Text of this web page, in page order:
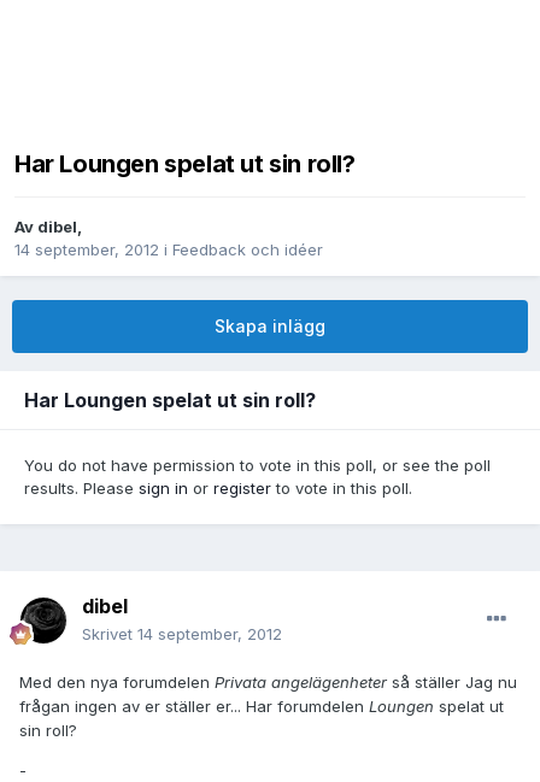
Har Loungen spelat ut sin roll?
Av dibel,
14 september, 2012 i Feedback och idéer
Skapa inlägg
Har Loungen spelat ut sin roll?
You do not have permission to vote in this poll, or see the poll
results. Please sign in or registerto vote in this poll.
dibel
Skrivet 14 september, 2012
Med den nya forumdelen Privata angelägenheter så ställer Jag nu
frågan ingen av er ställer er... Har forumdelen Loungen spelat ut
sin roll?
-